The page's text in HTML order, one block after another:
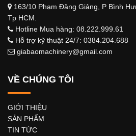
163/10 Phạm Đăng Giảng, P Bình
Tp HCM.
Hotline Mua hàng: 08.222.999.61
Hỗ trợ kỹ thuật 24/7: 0384.204.688
giabaomachinery@gmail.com
VỀ CHÚNG TÔI
GIỚI THIỆU
SẢN PHẨM
TIN TỨC